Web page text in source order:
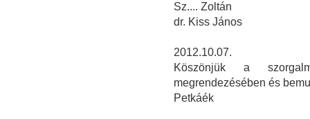
Sz.... Zoltán
dr. Kiss János
2012.10.07.
Köszönjük a
megrendezésében és
Petkáék